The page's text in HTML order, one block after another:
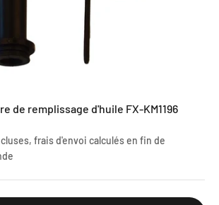
de remplissage d'huile FX-KM1196
frais d'envoi calculésen fin de